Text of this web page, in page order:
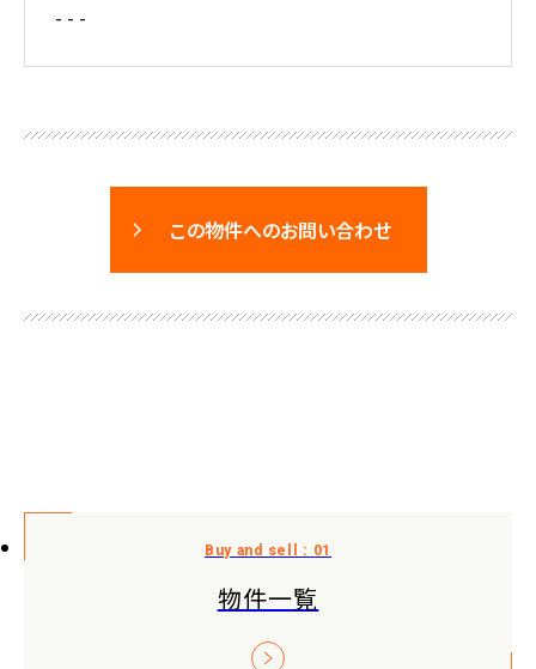
- - -
この物件へのお問い合わせ
物件一覧